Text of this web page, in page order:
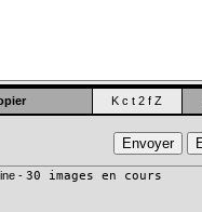
K c t 2 f Z
- 30 images en cours